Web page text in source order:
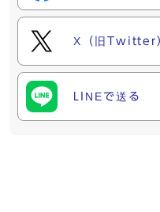
X（旧Twitter
LINEで送る